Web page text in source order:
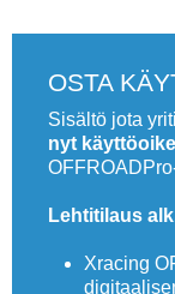
OSTA
Sisältö jota
nyt
Lehtitilaus
Xracing